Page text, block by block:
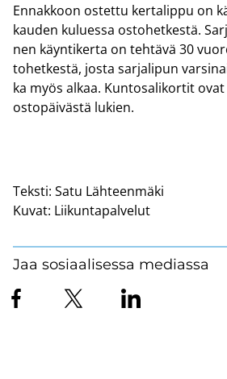
En­nak­koon os­tet­tu ker­ta­lip­pu on
kau­den ku­lues­sa os­to­het­kes­tä.
nen käyn­ti­ker­ta on teh­tä­vä 30
to­het­kes­tä, josta sar­ja­li­pun
ka myös alkaa. Kun­to­sa­li­kor­tit
os­to­päi­väs­tä lu­kien.
Teksti: Satu Lähteenmäki
Kuvat: Liikuntapalvelut
Jaa sosiaalisessa mediassa